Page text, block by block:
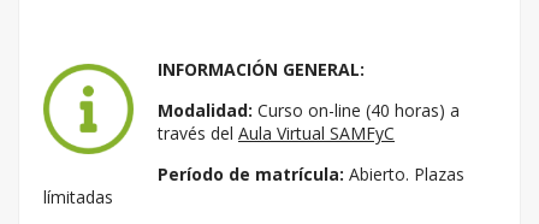
INFORMACIÓN GENERAL:
Modalidad: Curso on-line (40 horas) a
través del Aula Virtual SAMFyC
Período de matrícula: Abierto. Plazas
límitadas